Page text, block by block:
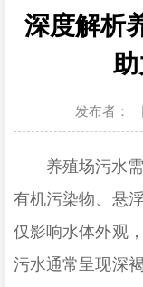
深度解析
发布者：
养殖场污水需
有机污染物、悬
仅影响水体外观
污水通常呈现深